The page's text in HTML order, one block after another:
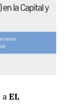
aEL